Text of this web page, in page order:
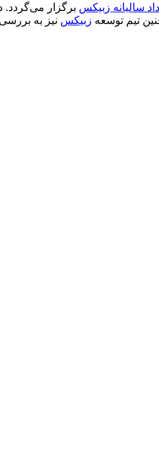
سالیانه زبیکس برگزار می‌گردد.
تیم توسعه زبیکس نیز به بررسی